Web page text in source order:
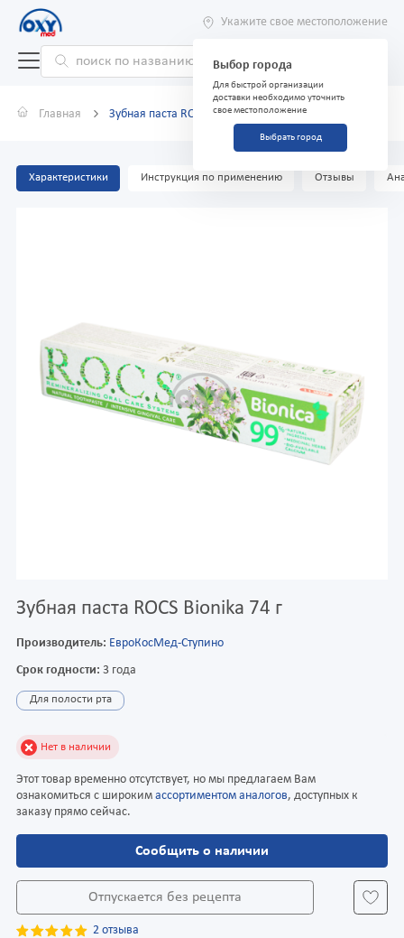
Укажите свое местоположение
Выбор города
Для быстрой организации
доставки необходимо уточнить
свое местоположение
Выбрать город
Главная Зубная паста ROCS Bionika 74 г
Характеристики Инструкция по применению Отзывы
Зубная паста ROCS Bionika 74 г
Производитель: ЕвроКосМед-Ступино
Срок годности: 3 года
Для полости рта
Нет в наличии
Этот товар временно отсутствует, но мы предлагаем Вам
ознакомиться с широким ассортиментом аналогов, доступных к
заказу прямо сейчас.
Сообщить о наличии
Отпускается без рецепта
2 отзыва